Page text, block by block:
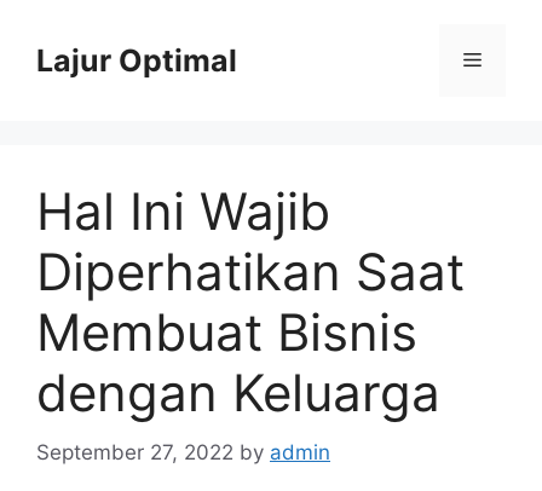
contentLajur Optimal Menu
Hal Ini Wajib
Diperhatikan Saat
Membuat Bisnis
dengan Keluarga
September 27, 2022 by admin